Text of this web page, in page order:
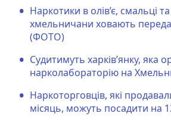
Наркотики в олів’є, смальці
хмельничани ховають
(ФОТО)
Судитимуть харків’янку, яка
нарколабораторію на
Наркоторговців, які
місяць, можуть посадити на